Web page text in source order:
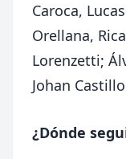
Caroca,
Orellana,
Lorenzetti;
Johan
¿Dónde